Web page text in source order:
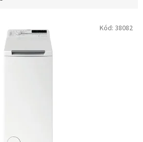
Kód: 38082